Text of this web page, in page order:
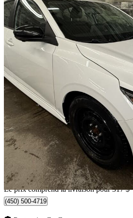
2021 Nissan Sentra
SR FWD 90 393 km
16 312 $
286 $/mois env.
Livraison à domicile de Saint-Sulpice, QC
Le prix comprend la livraison pour 317 $
(450) 500-4719